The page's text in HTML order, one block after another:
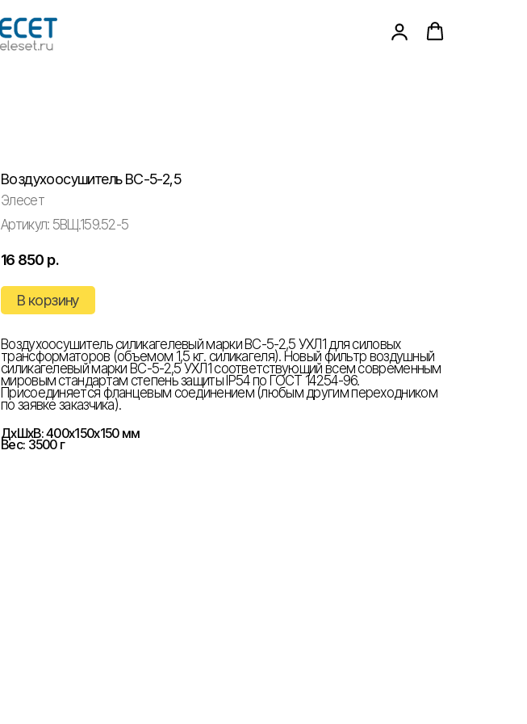
Воздухоосушитель ВС-5-2,5
Элесет
Артикул: 5ВЩ.159.52-5
16 850 р.
В корзину
Воздухоосушитель силикагелевый марки ВС-5-2,5 УХЛ1 для силовых
трансформаторов (объемом 1,5 кг. силикагеля). Новый фильтр воздушный
силикагелевый марки ВС-5-2,5 УХЛ1 соответствующий всем современным
мировым стандартам степень защиты IP54 по ГОСТ 14254-96.
Присоединяется фланцевым соединением (любым другим переходником
по заявке заказчика).
ДxШxВ: 400x150x150 мм
Вес: 3500 г